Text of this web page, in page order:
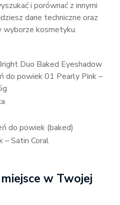
i porównać z innymi
dane techniczne oraz
wyborze kosmetyku.
Duo Baked Eyeshadow
do powiek 01 Pearly Pink –
do powiek (baked)
– Satin Coral
w Twojej